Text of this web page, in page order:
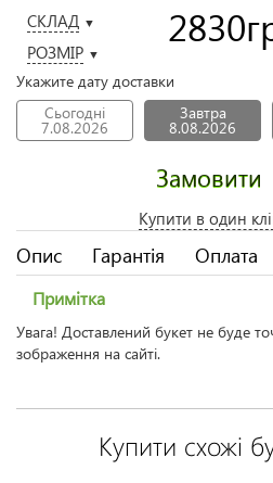
СКЛАД ▼
РОЗМІР ▼
2830
Укажите дату доставки
Сьогодні
7.08.2026
Завтра
8.08.2026
Замовити
Купити в один
Опис Гарантія Оплата
Примітка
Увага! Доставлений букет не буде
зображення на сайті.
Купити схожі